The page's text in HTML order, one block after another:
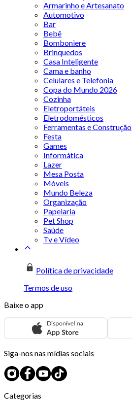
Armarinho e Artesanato
Automotivo
Bar
Bebê
Bomboniere
Brinquedos
Casa Inteligente
Cama e banho
Celulares e Telefonia
Copa do Mundo 2026
Cozinha
Eletroportáteis
Eletrodomésticos
Ferramentas e Construção
Festa
Games
Informática
Lazer
Mesa Posta
Móveis
Mundo Beleza
Organização
Papelaria
Pet Shop
Saúde
Tv e Vídeo
Política de privacidade
Termos de uso
Baixe o app
Siga-nos nas mídias sociais
Categorias